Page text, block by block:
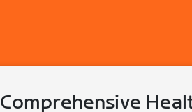
Comprehensive